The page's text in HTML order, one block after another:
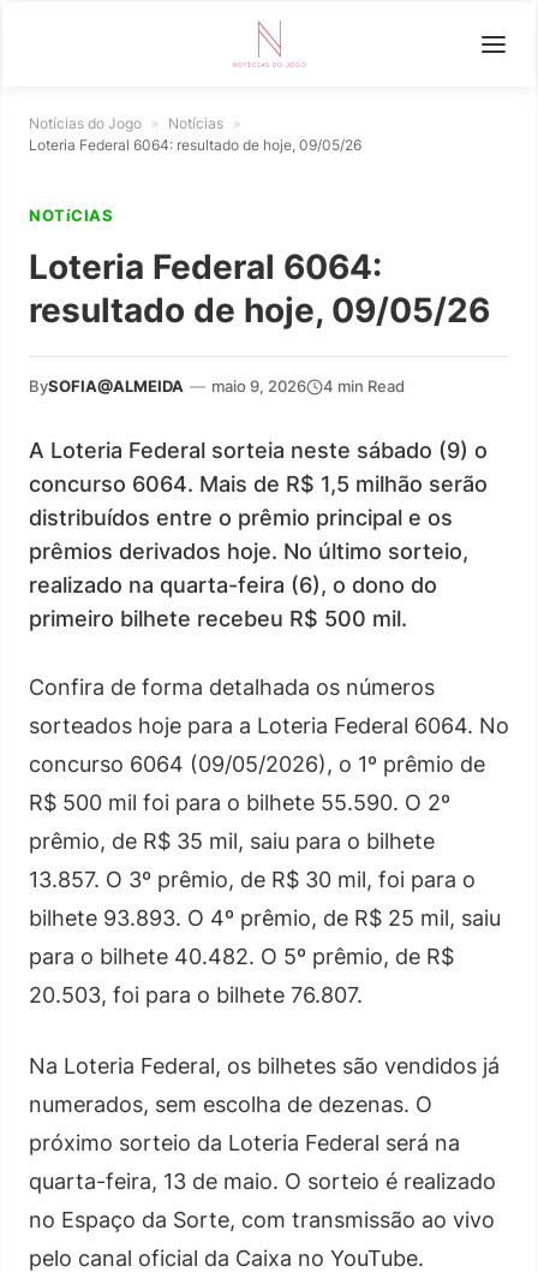
Notícias do Jogo » Notícias »
Loteria Federal 6064: resultado de hoje, 09/05/26
NOTíCIAS
Loteria Federal 6064:
resultado de hoje, 09/05/26
BySOFIA@ALMEIDA — maio 9, 2026 4 min Read
A Loteria Federal sorteia neste sábado (9) o
concurso 6064. Mais de R$ 1,5 milhão serão
distribuídos entre o prêmio principal e os
prêmios derivados hoje. No último sorteio,
realizado na quarta-feira (6), o dono do
primeiro bilhete recebeu R$ 500 mil.
Confira de forma detalhada os números
sorteados hoje para a Loteria Federal 6064. No
concurso 6064 (09/05/2026), o 1º prêmio de
R$ 500 mil foi para o bilhete 55.590. O 2º
prêmio, de R$ 35 mil, saiu para o bilhete
13.857. O 3º prêmio, de R$ 30 mil, foi para o
bilhete 93.893. O 4º prêmio, de R$ 25 mil, saiu
para o bilhete 40.482. O 5º prêmio, de R$
20.503, foi para o bilhete 76.807.
Na Loteria Federal, os bilhetes são vendidos já
numerados, sem escolha de dezenas. O
próximo sorteio da Loteria Federal será na
quarta-feira, 13 de maio. O sorteio é realizado
no Espaço da Sorte, com transmissão ao vivo
pelo canal oficial da Caixa no YouTube.